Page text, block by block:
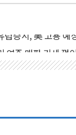
럼프, 쿡 연준 이
연준 매파 기세
합] 이슬람 수니파
美 항소법원, 백악
란 핵심 원유 수출